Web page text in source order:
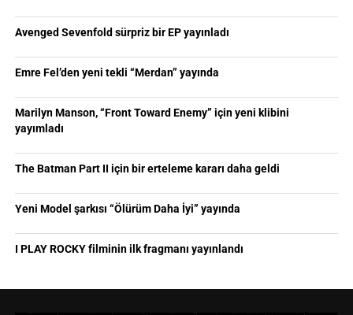
Avenged Sevenfold sürpriz bir EP yayınladı
Emre Fel’den yeni tekli “Merdan” yayında
Marilyn Manson, “Front Toward Enemy” için yeni klibini
yayımladı
The Batman Part II için bir erteleme kararı daha geldi
Yeni Model şarkısı “Ölürüm Daha İyi” yayında
I PLAY ROCKY filminin ilk fragmanı yayınlandı